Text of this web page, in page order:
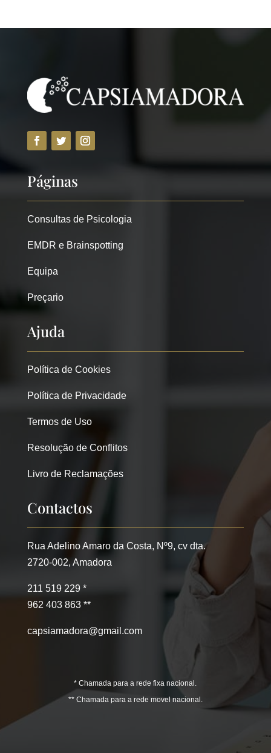
Páginas
Consultas de Psicologia
EMDR e Brainspotting
Equipa
Preçario
Ajuda
Política de Cookies
Política de Privacidade
Termos de Uso
Resolução de Conflitos
Livro de Reclamações
Contactos
Rua Adelino Amaro da Costa, Nº9, cv dta.
2720-002, Amadora
211 519 229 *
962 403 863 **
capsiamadora@gmail.com
* Chamada para a rede fixa nacional.
** Chamada para a rede movel nacional.